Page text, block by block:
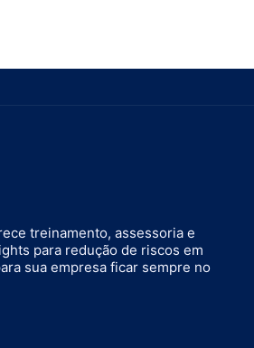
treinamento, assessoria e
para redução de riscos em
sua empresa ficar sempre no